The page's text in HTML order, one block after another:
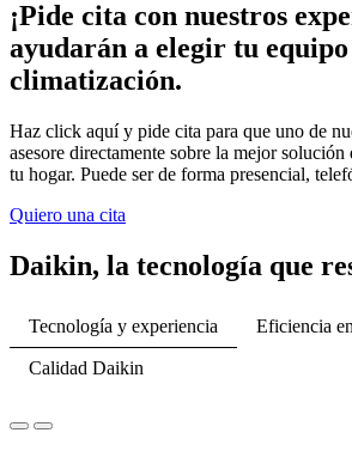
¡Pide cita con nuestros
ayudarán a elegir tu equipo
climatización.
Haz click aquí y pide cita para que uno de
asesore directamente sobre la mejor
tu hogar. Puede ser de forma presencial,
Quiero una cita
Daikin, la tecnología que
Tecnología y experiencia Eficiencia
Calidad Daikin